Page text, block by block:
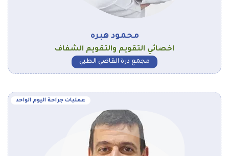
محمود هبره
اخصائي التقويم والتقويم الشفاف
مجمع درة القاضي الطبي
عمليات جراحة اليوم الواحد